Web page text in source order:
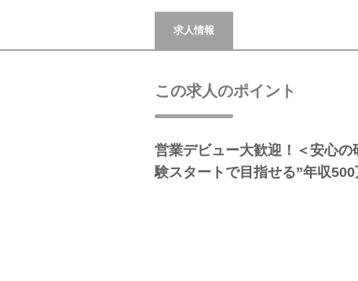
求人情報
この求人のポイント
営業デビュー大歓迎！＜安心
験スタートで目指せる”年収500